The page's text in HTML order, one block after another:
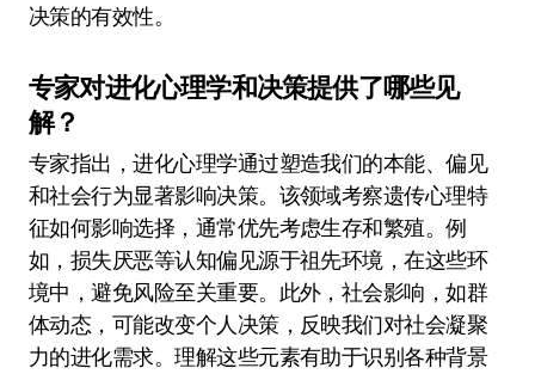
决策的有效性。
专家对进化心理学和决策提供了哪些见
解？
专家指出，进化心理学通过塑造我们的本能、偏见
和社会行为显著影响决策。该领域考察遗传心理特
征如何影响选择，通常优先考虑生存和繁殖。例
如，损失厌恶等认知偏见源于祖先环境，在这些环
境中，避免风险至关重要。此外，社会影响，如群
体动态，可能改变个人决策，反映我们对社会凝聚
力的进化需求。理解这些元素有助于识别各种背景